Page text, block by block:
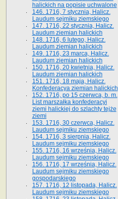
halickich na popisie uchwalone
146. 1716, 7 stycznia, Halicz.
Laudum sejmiku ziemskiego
147. 1716, 22 stycznia, Halicz.
Laudum ziemian halickich
148. 1716, 6 lutego, Halicz.
Laudum ziemian halickich
149. 1716, 23 marca, Halicz.
Laudum ziemian halickich
150. 1716, 20 kwietnia, Halicz.
Laudum ziemian halickich
151. 1716, 18 maja, Halicz.
Konfederacya ziemian halickich
152. 1716, po 15 czerwca, b. m.
List marszałka konfederacyi
ziemi halickiej do szlachty tejże
ziemi
153. 1716, 30 czerwca, Halicz.
Laudum sejmiku ziemskiego
154. 1716, 3 sierpnia, Halicz.
Laudum sejmiku ziemskiego
155. 1716, 16 września, Halicz.
Laudum sejmiku ziemskiego
156. 1716, 17 września, Halicz.
Laudum sejmiku ziemskiego
gospodarskiego
157. 1716, 12 listopada, Halicz.
Laudum sejmiku ziemskiego